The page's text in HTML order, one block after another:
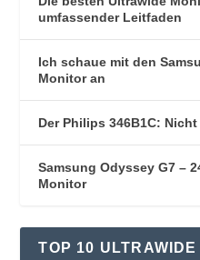
umfassender Leitfaden
Ich schaue mit den
Monitor an
Der Philips 346B1C:
Samsung Odyssey G7 –
Monitor
TOP 10 ULTRAWIDE